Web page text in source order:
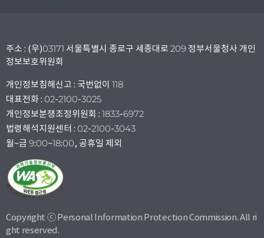
주소 : (우)03171 서울특별시 종로구 세종대로 209 정부서울청사 개인
정보보호위원회
개인정보침해신고 : 국번없이 118
대표전화 : 02-2100-3025
개인정보분쟁조정위원회 : 1833-6972
법령해석지원센터 : 02-2100-3043
월~금 9:00~18:00, 공휴일 제외
Copyright ⓒ Personal Information Protection Commission. All ri
ght reserved.